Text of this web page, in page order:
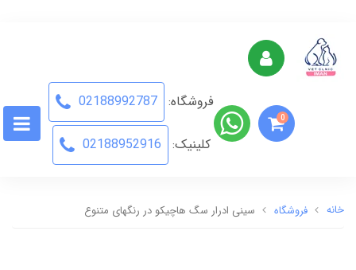
0
فروشگاه: 02188992787
کلینیک: 02188952916
خانه فروشگاه سینی ادرار سگ هاچیکو در رنگهای متنوع